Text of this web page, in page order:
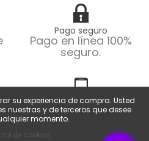
Pago seguro
Pago en línea 100%
seguro.
Servicio al cliente
De lunes a viernes de
su experiencia de compra. Usted
nuestras y de terceros que desee
momento.
de cookies